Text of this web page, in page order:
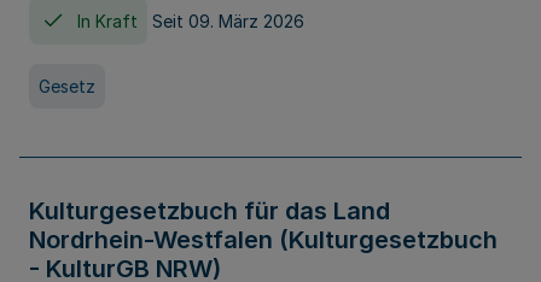
In Kraft Seit 09. März 2026
Gesetz
Kulturgesetzbuch für das Land
Nordrhein-Westfalen (Kulturgesetzbuch
- KulturGB NRW)